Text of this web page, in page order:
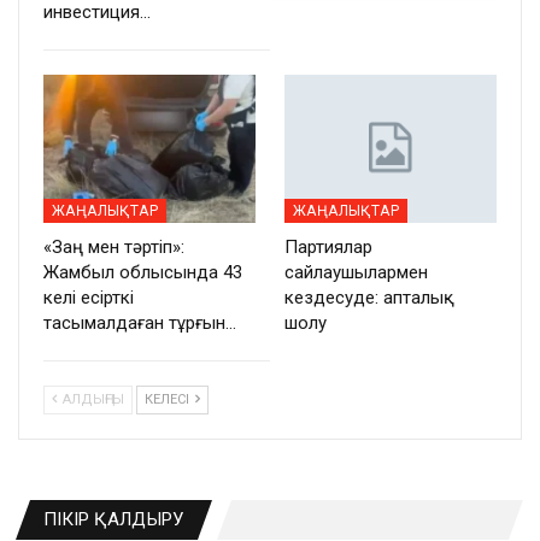
инвестиция…
ЖАҢАЛЫҚТАР
«Заң мен тәртіп»:
Жамбыл облысында 43
келі есірткі
тасымалдаған тұрғын…
ЖАҢАЛЫҚТАР
Партиялар
сайлаушылармен
кездесуде: апталық
шолу
АЛДЫҢҒЫ КЕЛЕСІ
ПІКІР ҚАЛДЫРУ